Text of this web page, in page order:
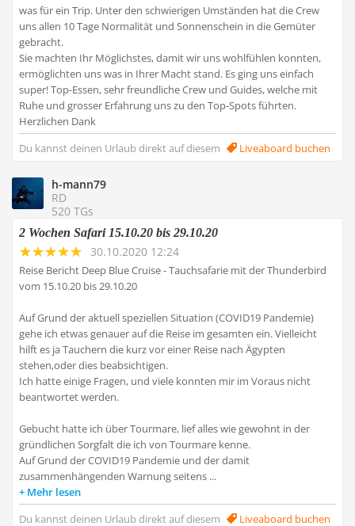
was für ein Trip. Unter den schwierigen Umständen hat die Crew
uns allen 10 Tage Normalität und Sonnenschein in die Gemüter
gebracht.
Sie machten Ihr Möglichstes, damit wir uns wohlfühlen konnten,
ermöglichten uns was in Ihrer Macht stand. Es ging uns einfach
super! Top-Essen, sehr freundliche Crew und Guides, welche mit
Ruhe und grosser Erfahrung uns zu den Top-Spots führten.
Herzlichen Dank
Du kannst deinen Urlaub direkt auf diesem
Liveaboard buchen
h-mann79
RD
520 TGs
2 Wochen Safari 15.10.20 bis 29.10.20
30.10.2020 12:24
Reise Bericht Deep Blue Cruise - Tauchsafarie mit der Thunderbird
vom 15.10.20 bis 29.10.20
Auf Grund der aktuell speziellen Situation (COVID19 Pandemie)
gehe ich etwas genauer auf die Reise im gesamten ein. Vielleicht
hilft es ja Tauchern die kurz vor einer Reise nach Ägypten
stehen,oder dies beabsichtigen.
Ich hatte einige Fragen, und viele konnten mir im Voraus nicht
beantwortet werden.
Gebucht hatte ich über Tourmare, lief alles wie gewohnt in der
gründlichen Sorgfalt die ich von Tourmare kenne.
Auf Grund der COVID19 Pandemie und der damit
zusammenhängenden Warnung seitens ...
Mehr lesen
Du kannst deinen Urlaub direkt auf diesem
Liveaboard buchen